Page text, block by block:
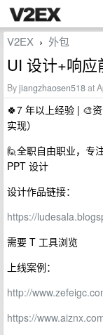
V2EX › 外包
UI 设计+响
Byjiangzhaosen518at
🍀7 年以上经验 | 🎨
实现）
🙋全职自由职业，专
PPT 设计
设计作品链接：
https://
需要 T 工具浏览
上线案例：
http://
https://